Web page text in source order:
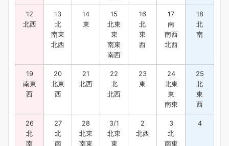
12
北西
13
北
南東
北西
14
東
15
北東
東
南東
南西
16
北
東
西
17
南
南西
北西
18
北
南
19
南東
西
20
北東
西
21
北西
22
北
北西
23
東
24
北東
東
南東
25
北
東
西
26
北
南
27
北
南
28
北東
南東
3/1
北東
東
2
北西
3
北
南東
4